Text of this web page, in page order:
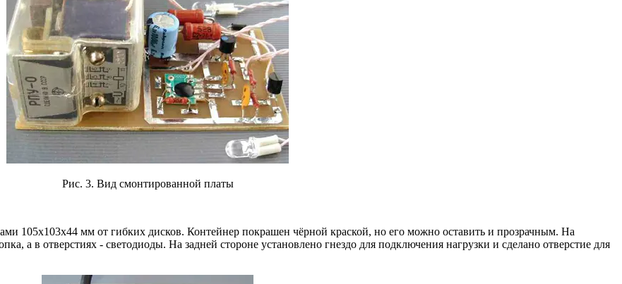
Рис. 3. Вид смонтированной платы
105x103x44 мм от гибких дисков. Контейнер покрашен чёрной краской, но его можно оставить и прозрачным. На
а в отверстиях - светодиоды. На задней стороне установлено гнездо для подключения нагрузки и сделано отверстие для